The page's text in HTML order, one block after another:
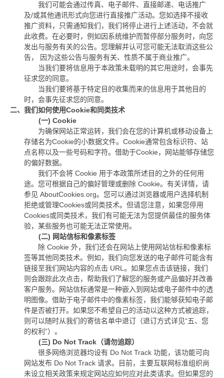
我们可能会通过传真、电子邮件、直接邮递、电话推广
及/或其他通讯形式向您进行直接推广活动。您如选择不接收
推广资料，只需通知我们，我们将停止进行上述活动，不会就
此收费。在必要时，例如因系统维护而暂停部分服务时，向您
发出与服务有关的公告。您理解并认可您可能无法取消这些公
告， 因为这些公告与服务有关、性质不属于商业推广。
当我们要将信息用于本政策未载明的其它用途时，会事先
征求您的同意。
当我们要将基于特定目的收集而来的信息用于其他目的
时，会事先征求您的同意。
二、我们如何使用Cookie和同类技术
(一) Cookie
为确保网站正常运转，我们会在您的计算机或移动设备上
存储名为Cookie的小数据文件。 Cookie通常包含标识符、站
点名称以及一些号码和字符。借助于Cookie，网站能够存储您
的偏好数据。
我们不会将 Cookie 用于本政策所述目的之外的任何用
途。您可根据自己的偏好管理或删除 Cookie。有关详情，请
参见 AboutCookies.org。您可以通过浏览器或用户选择机制
拒绝或管理Cookies或同类技术。但请您注意，如果您停用
Cookies或同类技术，我们有可能无法为您提供最佳的服务体
验，某些服务也可能无法正常使用。
(二) 网站信标和像素标签
除 Cookie 外，我们还会在网站上使用网站信标和像素标
签等其他同类技术。例如，我们向您发送的电子邮件可能含有
链接至我们网站内容的点击 URL 。如果您点击该链接，我们
则会跟踪此次点击，帮助我们了解您的服务或产品偏好并改善
客户服务。网站信标通常是一种嵌入到网站或电子邮件中的透
明图像。借助于电子邮件中的像素标签，我们能够获知电子邮
件是否被打开。如果您不希望自己的活动以这种方式被追踪，
则可以随时从我们的寄信名单中退订（退订方式详见“五、您
的权利”）。
(三) Do Not Track （请勿追踪）
很多网络浏览器均设有 Do Not Track 功能，该功能可向
网站发布 Do Not Track 请求。目前，主要互联网标准组织尚
未设立相关政策来规定网站应如何应对此类请求。但如果您的